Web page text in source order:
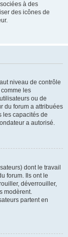
à des
des icônes de
niveau de contrôle
les
ou de
du forum a attribuées
les capacités de
a autorisé.
dont le travail
forum. Ils ont le
déverrouiller,
modèrent.
partent en